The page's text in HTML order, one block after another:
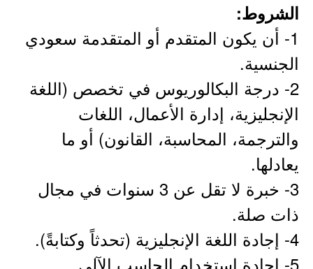
الشروط:
1- أن يكون المتقدم أو المتقدمة سعودي
الجنسية.
2- درجة البكالوريوس في تخصص (اللغة
الإنجليزية، إدارة الأعمال، اللغات
والترجمة، المحاسبة، القانون) أو ما
يعادلها.
3- خبرة لا تقل عن 3 سنوات في مجال
ذات صلة.
4- إجادة اللغة الإنجليزية (تحدثاً وكتابةً).
5- إجادة استخدام الحاسب الآلي